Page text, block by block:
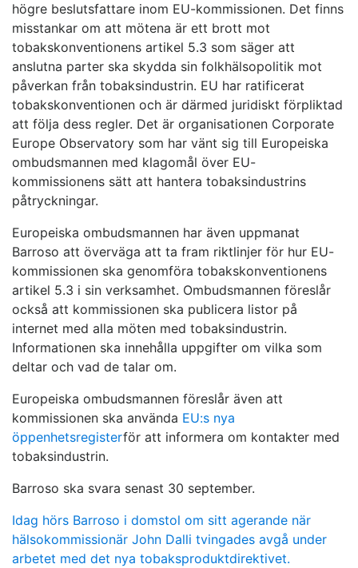
högre beslutsfattare inom EU-kommissionen. Det finns
misstankar om att mötena är ett brott mot
tobakskonventionens artikel 5.3 som säger att
anslutna parter ska skydda sin folkhälsopolitik mot
påverkan från tobaksindustrin. EU har ratificerat
tobakskonventionen och är därmed juridiskt förpliktad
att följa dess regler. Det är organisationen Corporate
Europe Observatory som har vänt sig till Europeiska
ombudsmannen med klagomål över EU-
kommissionens sätt att hantera tobaksindustrins
påtryckningar.
Europeiska ombudsmannen har även uppmanat
Barroso att överväga att ta fram riktlinjer för hur EU-
kommissionen ska genomföra tobakskonventionens
artikel 5.3 i sin verksamhet. Ombudsmannen föreslår
också att kommissionen ska publicera listor på
internet med alla möten med tobaksindustrin.
Informationen ska innehålla uppgifter om vilka som
deltar och vad de talar om.
Europeiska ombudsmannen föreslår även att
kommissionen ska använda EU:s nya
öppenhetsregisterför att informera om kontakter med
tobaksindustrin.
Barroso ska svara senast 30 september.
Idag hörs Barroso i domstol om sitt agerande när
hälsokommissionär John Dalli tvingades avgå under
arbetet med det nya tobaksproduktdirektivet.